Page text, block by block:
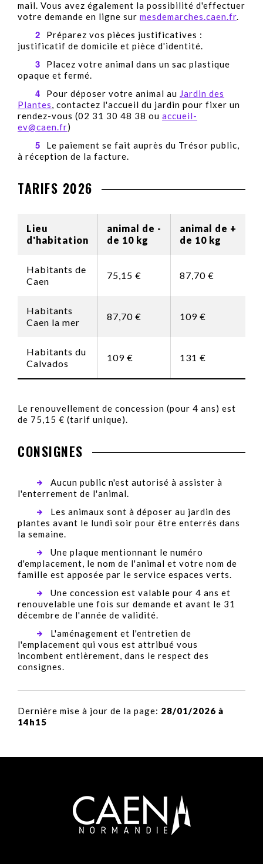
mail. Vous avez également la possibilité d'effectuer
votre demande en ligne sur mesdemarches.caen.fr.
Préparez vos pièces justificatives :
justificatif de domicile et pièce d'identité.
Placez votre animal dans un sac plastique
opaque et fermé.
Pour déposer votre animal au Jardin des
Plantes, contactez l'accueil du jardin pour fixer un
rendez-vous (02 31 30 48 38 ou accueil-
ev@caen.fr)
Le paiement se fait auprès du Trésor public,
à réception de la facture.
TARIFS 2026
Lieu
d'habitation
animal de -
de 10 kg
animal de +
de 10 kg
Habitants de
Caen
75,15 € 87,70 €
Habitants
Caen la mer
87,70 € 109 €
Habitants du
Calvados
109 € 131 €
Le renouvellement de concession (pour 4 ans) est
de 75,15 € (tarif unique).
CONSIGNES
Aucun public n'est autorisé à assister à
l'enterrement de l'animal.
Les animaux sont à déposer au jardin des
plantes avant le lundi soir pour être enterrés dans
la semaine.
Une plaque mentionnant le numéro
d'emplacement, le nom de l'animal et votre nom de
famille est apposée par le service espaces verts.
Une concession est valable pour 4 ans et
renouvelable une fois sur demande et avant le 31
décembre de l'année de validité.
L'aménagement et l'entretien de
l'emplacement qui vous est attribué vous
incombent entièrement, dans le respect des
consignes.
Dernière mise à jour de la page: 28/01/2026 à
14h15